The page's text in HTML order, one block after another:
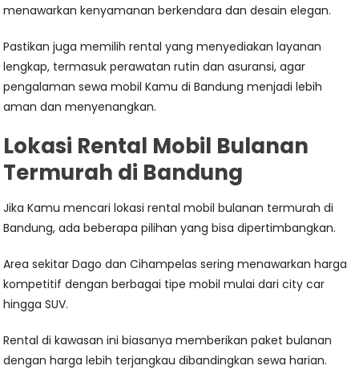
menawarkan kenyamanan berkendara dan desain elegan.
Pastikan juga memilih rental yang menyediakan layanan
lengkap, termasuk perawatan rutin dan asuransi, agar
pengalaman sewa mobil Kamu di Bandung menjadi lebih
aman dan menyenangkan.
Lokasi Rental Mobil Bulanan
Termurah di Bandung
Jika Kamu mencari lokasi rental mobil bulanan termurah di
Bandung, ada beberapa pilihan yang bisa dipertimbangkan.
Area sekitar Dago dan Cihampelas sering menawarkan harga
kompetitif dengan berbagai tipe mobil mulai dari city car
hingga SUV.
Rental di kawasan ini biasanya memberikan paket bulanan
dengan harga lebih terjangkau dibandingkan sewa harian.